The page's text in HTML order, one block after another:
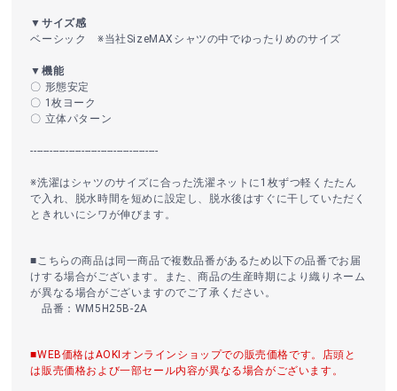
▼サイズ感
ベーシック ※当社SizeMAXシャツの中でゆったりめのサイズ
▼機能
〇 形態安定
〇 1枚ヨーク
〇 立体パターン
----------------------------------------
※洗濯はシャツのサイズに合った洗濯ネットに1枚ずつ軽くたたん
で入れ、脱水時間を短めに設定し、脱水後はすぐに干していただく
ときれいにシワが伸びます。
■こちらの商品は同一商品で複数品番があるため以下の品番でお届
けする場合がございます。また、商品の生産時期により織りネーム
が異なる場合がございますのでご了承ください。
品番：WM5H25B-2A
■WEB価格はAOKIオンラインショップでの販売価格です。店頭と
は販売価格および一部セール内容が異なる場合がございます。